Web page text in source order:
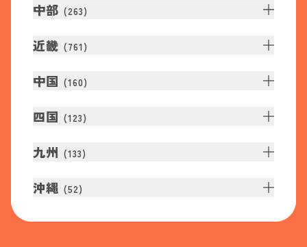
中部 (263)
近畿 (761 )
中国 (160)
四国 (123)
九州 (133)
沖縄 (52)